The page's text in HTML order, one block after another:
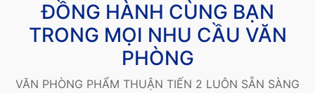
ĐỒNG HÀNH CÙNG BẠN
TRONG MỌI NHU CẦU VĂN
PHÒNG
VĂN PHÒNG PHẨM THUẬN TIẾN 2 LUÔN SẴN SÀNG